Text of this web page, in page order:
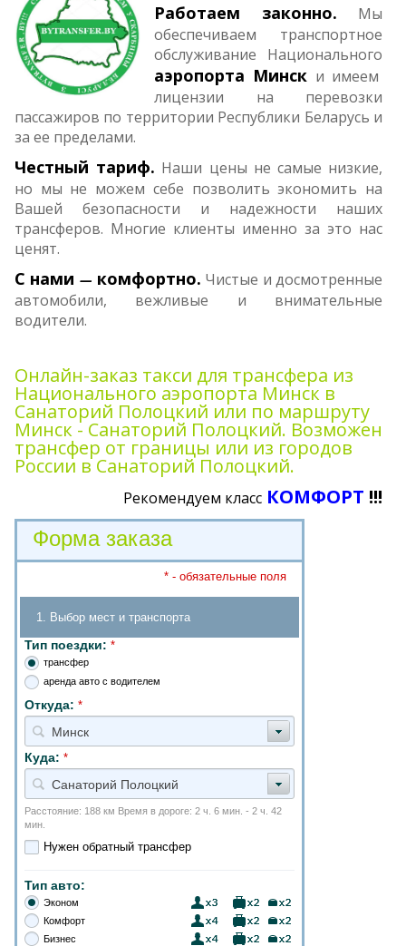
Работаем за­кон­­но. Мы
обес­пе­­чи­ваем транс­порт­­ное
обслу­­жи­вание На­циональ­­ного
аэро­пор­та Минск и имеем
лицен­зии на перевозки
пассажиров по территории Республики Беларусь и
за ее пределами.
Честный тариф. Наши цены не самые низкие,
но мы не можем себе позволить экономить на
Вашей безопасности и надежности наших
трансферов. Многие клиенты именно за это нас
ценят.
С нами —комфортно. Чистые и досмотренные
автомобили, вежливые и внимательные
водители.
Онлайн-заказ такси для трансфера из
Национального аэропорта Минск в
Санаторий Полоцкий или по маршруту
Минск - Санаторий Полоцкий. Возможен
трансфер от границы или из городов
России в Санаторий Полоцкий.
Рекомендуем класс КОМФОРТ !!!
Форма заказа
* - обязательные поля
1. Выбор мест и транспорта
Тип поездки: *
трансфер
аренда авто с водителем
Откуда: *
Минск
Куда: *
Санаторий Полоцкий
Расстояние: 188 км Время в дороге: 2 ч. 6 мин. - 2 ч. 42
мин.
Нужен обратный трансфер
Тип авто:
Эконом
Комфорт
Бизнес